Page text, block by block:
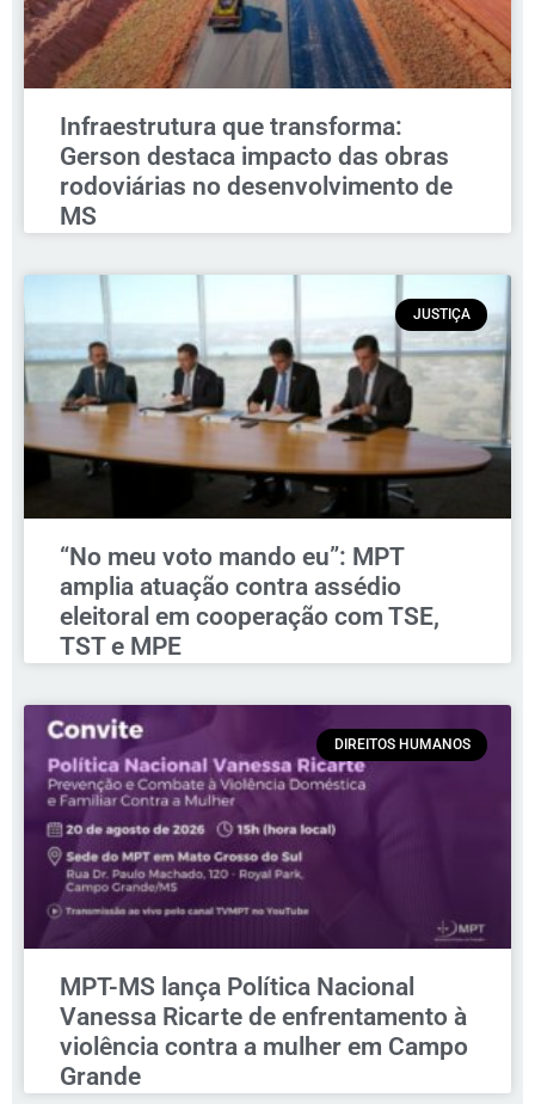
Infraestrutura que transforma:
Gerson destaca impacto das obras
rodoviárias no desenvolvimento de
MS
JUSTIÇA
“No meu voto mando eu”: MPT
amplia atuação contra assédio
eleitoral em cooperação com TSE,
TST e MPE
DIREITOS HUMANOS
MPT-MS lança Política Nacional
Vanessa Ricarte de enfrentamento à
violência contra a mulher em Campo
Grande